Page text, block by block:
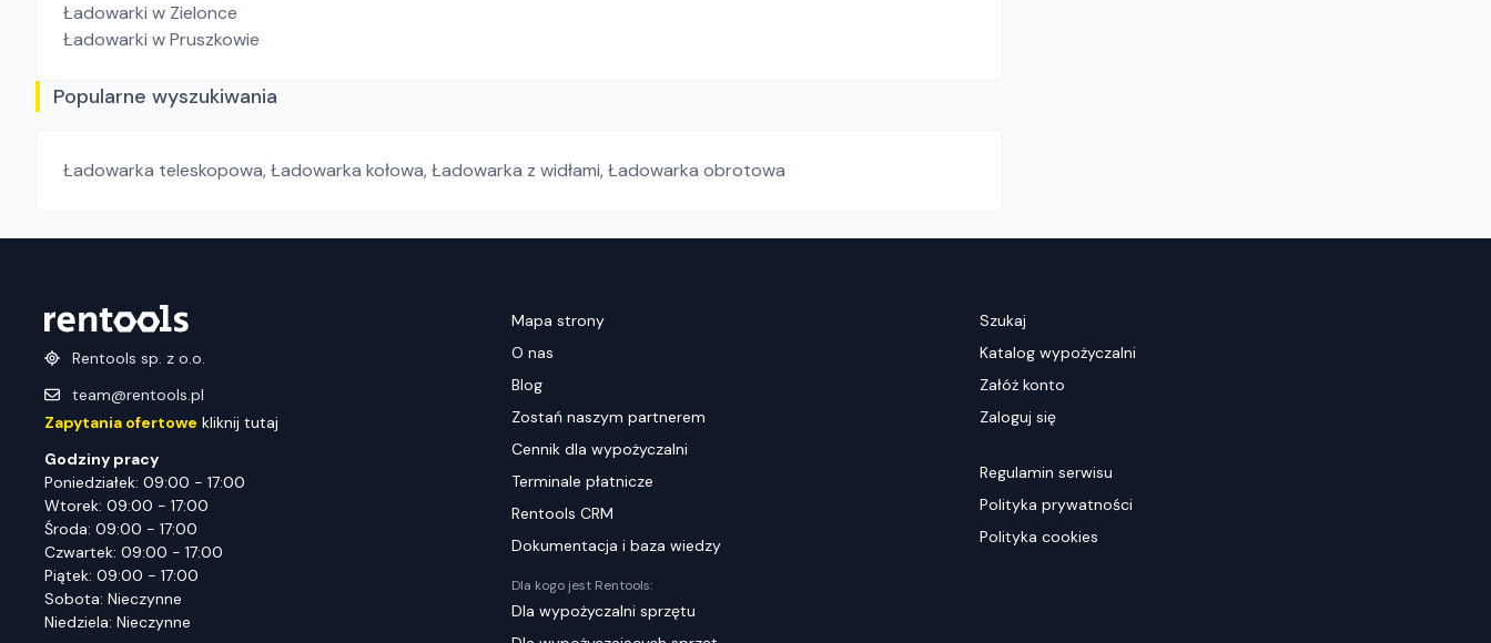
Ładowarki w Zielonce
Ładowarki w Pruszkowie
Popularne wyszukiwania
Ładowarka teleskopowa,Ładowarka kołowa,Ładowarka z widłami,Ładowarka obrotowa
Rentools sp. z o.o.
team@rentools.pl
Zapytania ofertowe kliknij tutaj
Godziny pracy
Poniedziałek: 09:00 - 17:00
Wtorek: 09:00 - 17:00
Środa: 09:00 - 17:00
Czwartek: 09:00 - 17:00
Piątek: 09:00 - 17:00
Sobota: Nieczynne
Niedziela: Nieczynne
Mapa strony
O nas
Blog
Zostań naszym partnerem
Cennik dla wypożyczalni
Terminale płatnicze
Rentools CRM
Dokumentacja i baza wiedzy
Dla kogo jest Rentools:
Dla wypożyczalni sprzętu
Szukaj
Katalog wypożyczalni
Załóż konto
Zaloguj się
Regulamin serwisu
Polityka prywatności
Polityka cookies